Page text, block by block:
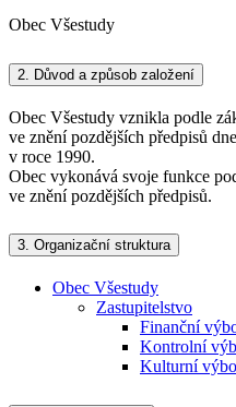
Obec Všestudy
2. Důvod a způsob založení
Obec Všestudy vznikla podle
ve znění pozdějších předpisů
v roce 1990.
Obec vykonává svoje funkce
ve znění pozdějších předpisů.
3. Organizační struktura
Obec Všestudy
Zastupitelstvo
Finanční
Kontrolní
Kulturní